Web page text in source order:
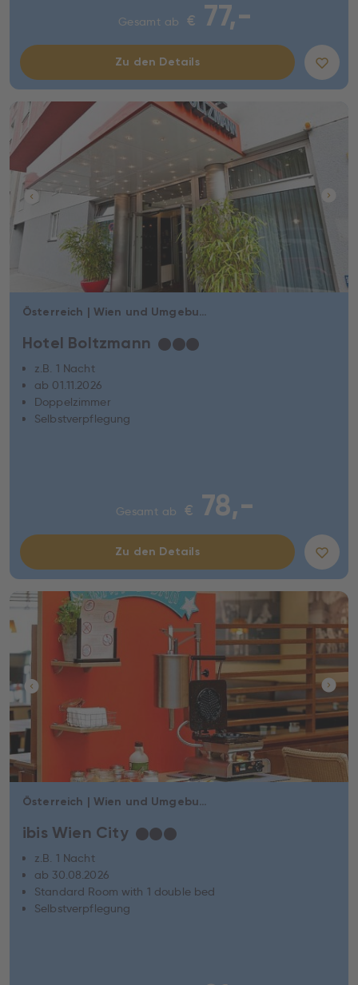
Gesamt ab € 77,-
Zu den Details
Österreich | Wien und Umgebung | Wien
Hotel Boltzmann ★★★
z.B. 1 Nacht
ab 01.11.2026
Doppelzimmer
Selbstverpflegung
Gesamt ab € 78,-
Zu den Details
Österreich | Wien und Umgebung | Wien
ibis Wien City ★★★
z.B. 1 Nacht
ab 30.08.2026
Standard Room with 1 double bed
Selbstverpflegung